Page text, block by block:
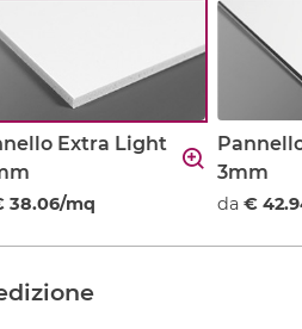
Extra Light
38.06/mq
3mm
da €